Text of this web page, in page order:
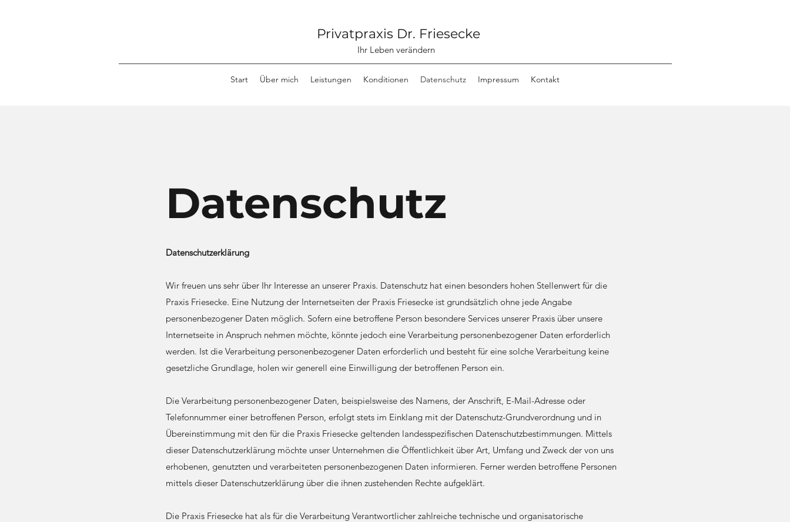
Privatpraxis Dr. Friesecke
Ihr Leben verändern
Start Über mich Leistungen Konditionen Datenschutz Impressum Kontakt
Datenschutz
Datenschutzerklärung
Wir freuen uns sehr über Ihr Interesse an unserer Praxis. Datenschutz hat einen besonders hohen Stellenwert für die
Praxis Friesecke. Eine Nutzung der Internetseiten der Praxis Friesecke ist grundsätzlich ohne jede Angabe
personenbezogener Daten möglich. Sofern eine betroffene Person besondere Services unserer Praxis über unsere
Internetseite in Anspruch nehmen möchte, könnte jedoch eine Verarbeitung personenbezogener Daten erforderlich
werden. Ist die Verarbeitung personenbezogener Daten erforderlich und besteht für eine solche Verarbeitung keine
gesetzliche Grundlage, holen wir generell eine Einwilligung der betroffenen Person ein.
Die Verarbeitung personenbezogener Daten, beispielsweise des Namens, der Anschrift, E-Mail-Adresse oder
Telefonnummer einer betroffenen Person, erfolgt stets im Einklang mit der Datenschutz-Grundverordnung und in
Übereinstimmung mit den für die Praxis Friesecke geltenden landesspezifischen Datenschutzbestimmungen. Mittels
dieser Datenschutzerklärung möchte unser Unternehmen die Öffentlichkeit über Art, Umfang und Zweck der von uns
erhobenen, genutzten und verarbeiteten personenbezogenen Daten informieren. Ferner werden betroffene Personen
mittels dieser Datenschutzerklärung über die ihnen zustehenden Rechte aufgeklärt.
Die Praxis Friesecke hat als für die Verarbeitung Verantwortlicher zahlreiche technische und organisatorische